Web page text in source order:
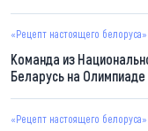
«Рецепт настоящего белоруса»
Команда из
Беларусь на
«Рецепт настоящего белоруса»